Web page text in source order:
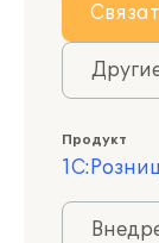
Продукт